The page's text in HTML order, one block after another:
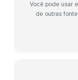
Você pode usar
de outras